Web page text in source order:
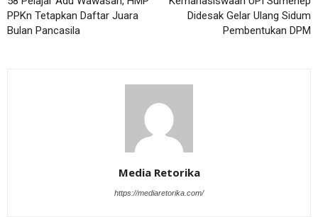
PPKn Tetapkan Daftar Juara
Bulan Pancasila
Didesak Gelar Ulang Sidum
Pembentukan DPM
Media Retorika
https://mediaretorika.com/